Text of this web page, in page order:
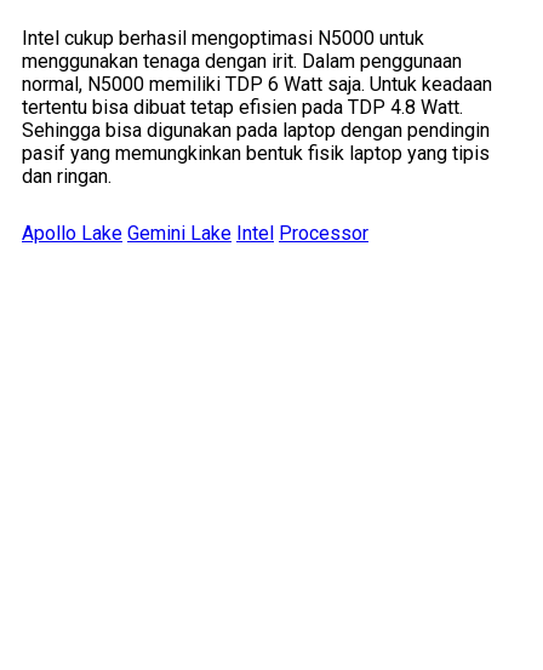
Intel cukup berhasil mengoptimasi N5000 untuk
menggunakan tenaga dengan irit. Dalam penggunaan
normal, N5000 memiliki TDP 6 Watt saja. Untuk keadaan
tertentu bisa dibuat tetap efisien pada TDP 4.8 Watt.
Sehingga bisa digunakan pada laptop dengan pendingin
pasif yang memungkinkan bentuk fisik laptop yang tipis
dan ringan.
Apollo Lake Gemini Lake Intel Processor